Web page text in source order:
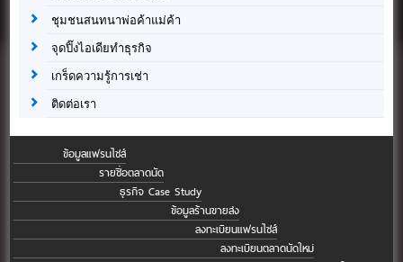
ชุมชนสนทนาพ่อค้าแม่ค้า
จุดปิ๊งไอเดียทำธุรกิจ
เกร็ดความรู้การเช่า
ติดต่อเรา
ข้อมูลแฟรนไชส์
รายชื่อตลาดนัด
ธุรกิจ Case Study
ข้อมูลร้านขายส่ง
ลงทะเบียนแฟรนไชส์
ลงทะเบียนตลาดนัดใหม่